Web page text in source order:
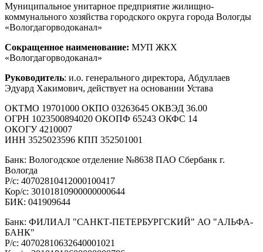
Муниципальное унитарное предприятие жилищно-
коммунального хозяйства городского округа города Вологды
«Вологдагорводоканал»
Сокращенное наименование: МУП ЖКХ
«Вологдагорводоканал»
Руководитель: и.о. генерального директора, Абдуллаев
Эдуард Хакимович, действует на основании Устава
ОКТМО 19701000 ОКПО 03263645 ОКВЭД 36.00
ОГРН 1023500894020 ОКОПФ 65243 ОКФС 14
ОКОГУ 4210007
ИНН 3525023596 КПП 352501001
Банк: Вологодское отделение №8638 ПАО Сбербанк г.
Вологда
Р/с: 40702810412000100417
Кор/с: 30101810900000000644
БИК: 041909644
Банк: ФИЛИАЛ "САНКТ-ПЕТЕРБУРГСКИЙ" АО "АЛЬФА-
БАНК"
Р/с: 40702810632640001021